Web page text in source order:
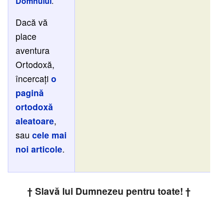
Dacă vă
place
aventura
Ortodoxă,
încercațio
pagină
ortodoxă
aleatoare,
saucele mai
noi articole.
† Slavă lui Dumnezeu pentru toate! †